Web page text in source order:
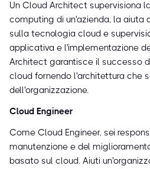
Un Cloud Architect supervisiona
computing di un'azienda, la aiuta
sulla tecnologia cloud e
applicativa e l'implementazione
Architect garantisce il successo
cloud fornendo l'architettura che
dell'organizzazione.
Cloud Engineer
Come Cloud Engineer, sei
manutenzione e del
basato sul cloud. Aiuti